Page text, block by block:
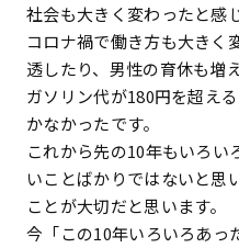
社会も大きく変わったと感
コロナ禍で働き方も大きく
透したり、男性の育休も増
ガソリン代が180円を超え
かなかったです。
これから先の10年もいろい
いことばかりではないと思
ことが大切だと思います。
今「この10年いろいろあっ